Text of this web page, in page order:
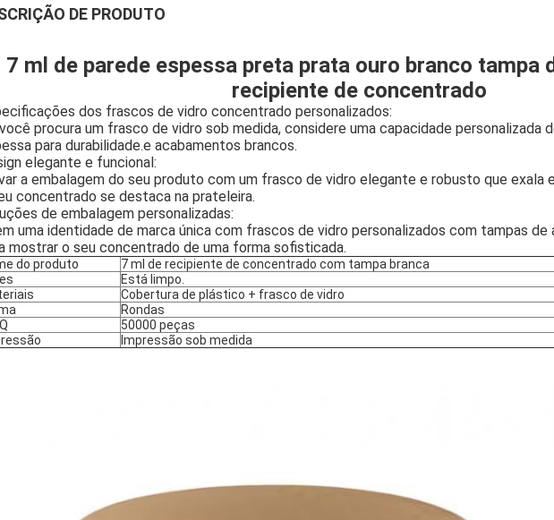
DE PRODUTO
7 ml de parede espessa preta prata ouro branco tampa
recipiente de concentrado
dos frascos de vidro concentrado personalizados:
procura um frasco de vidro sob medida, considere uma capacidade personalizada
para durabilidade.e acabamentos brancos.
elegante e funcional:
a embalagem do seu produto com um frasco de vidro elegante e robusto que exala
concentrado se destaca na prateleira.
de embalagem personalizadas:
uma identidade de marca única com frascos de vidro personalizados com tampas
mostrar o seu concentrado de uma forma sofisticada.
do produto
7 ml de recipiente de concentrado com tampa branca
Está limpo.
Cobertura de plástico + frasco de vidro
Rondas
50000 peças
Impressão sob medida